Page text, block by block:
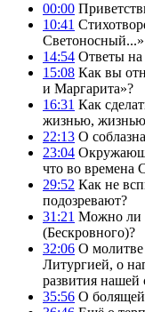
00:00
10:41
Светоносный...»
14:54 Ответы
15:08 Как вы
и Маргарита»?
16:31 Как
жизнью,
22:13 О
23:04
что во
29:52 Как не
подозревают?
31:21 Можно ли
(Бескровного)?
32:06 О молитве
Литургией, о
развития нашей
35:56 О